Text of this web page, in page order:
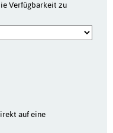
Verfügbarkeit zu
auf eine